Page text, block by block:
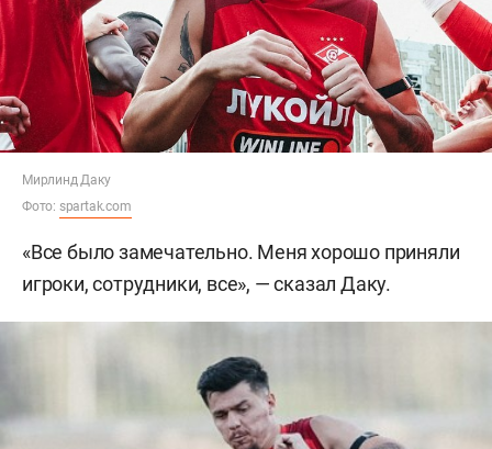
Мирлинд Даку
Фото: spartak.com
«Все было замечательно. Меня хорошо приняли
игроки, сотрудники, все», — сказал Даку.